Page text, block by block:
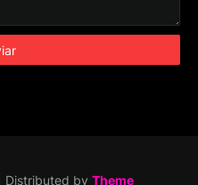
| Distributed by Theme